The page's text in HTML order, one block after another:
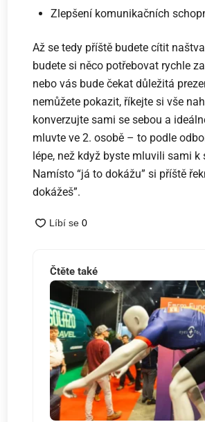
Zlepšení komunikačních
Až se tedy příště budete cítit
budete si něco potřebovat rychle
nebo vás bude čekat důležitá
nemůžete pokazit, říkejte si vše
konverzujte sami se sebou a
mluvte ve 2. osobě – to podle
lépe, než když byste mluvili sami k
Namísto “já to dokážu” si příště
dokážeš”.
Čtěte také